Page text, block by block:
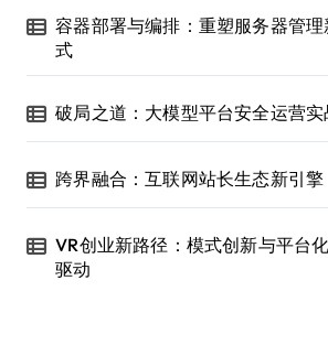
容器部署与编排：重塑服务器管理
式
破局之道：大模型平台安全运营实
跨界融合：互联网站长生态新引擎
VR创业新路径：模式创新与平台
驱动